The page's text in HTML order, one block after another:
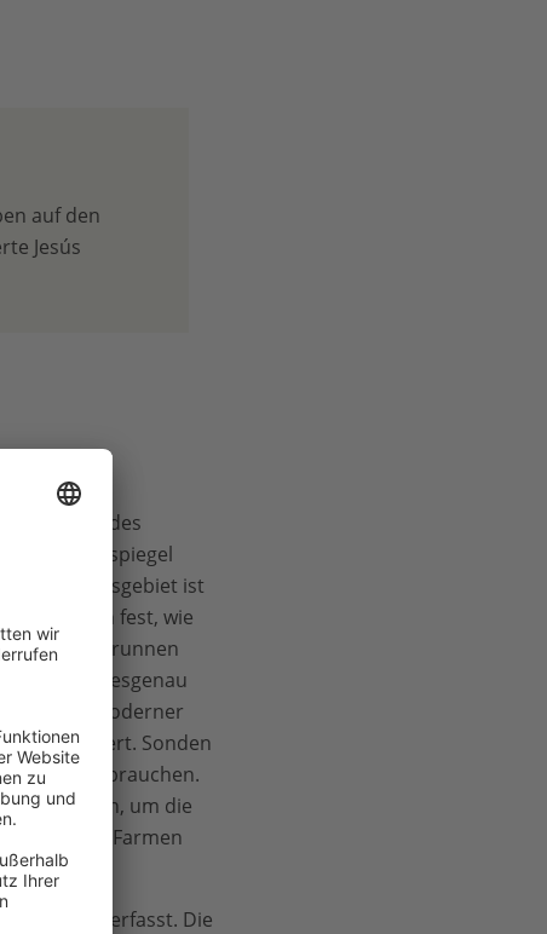
auf den
Jesús
des
Flussgebiet ist
jährlich fest, wie
illegale Brunnen
halten tagesgenau
Mit moderner
bewässert. Sonden
wirklich brauchen.
zu nutzen, um die
einzelnen Farmen
erfasst. Die